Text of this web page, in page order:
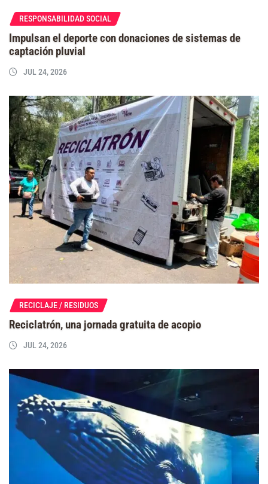
RESPONSABILIDAD SOCIAL
Impulsan el deporte con donaciones de sistemas de
captación pluvial
JUL 24, 2026
RECICLAJE / RESIDUOS
Reciclatrón, una jornada gratuita de acopio
JUL 24, 2026